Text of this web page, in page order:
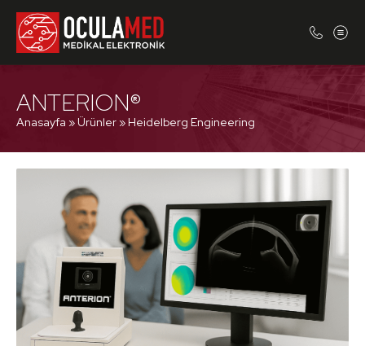
ANTERION®
Anasayfa » Ürünler » Heidelberg Engineering